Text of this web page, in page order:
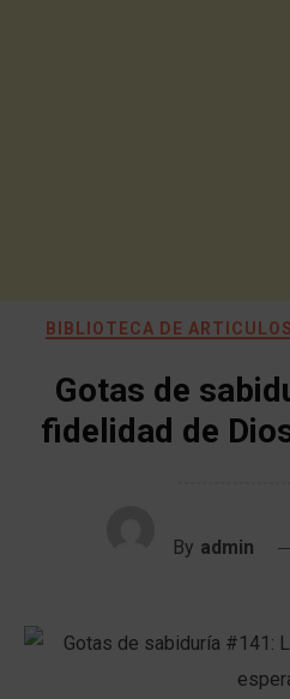
BIBLIOTECA DE ARTICULOS
Gotas de
fidelidad de
By admin